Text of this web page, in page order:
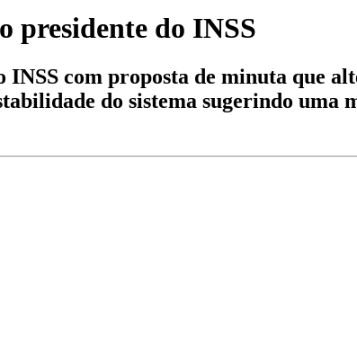
presidente do INSS
com proposta de minuta que
do sistema sugerindo uma